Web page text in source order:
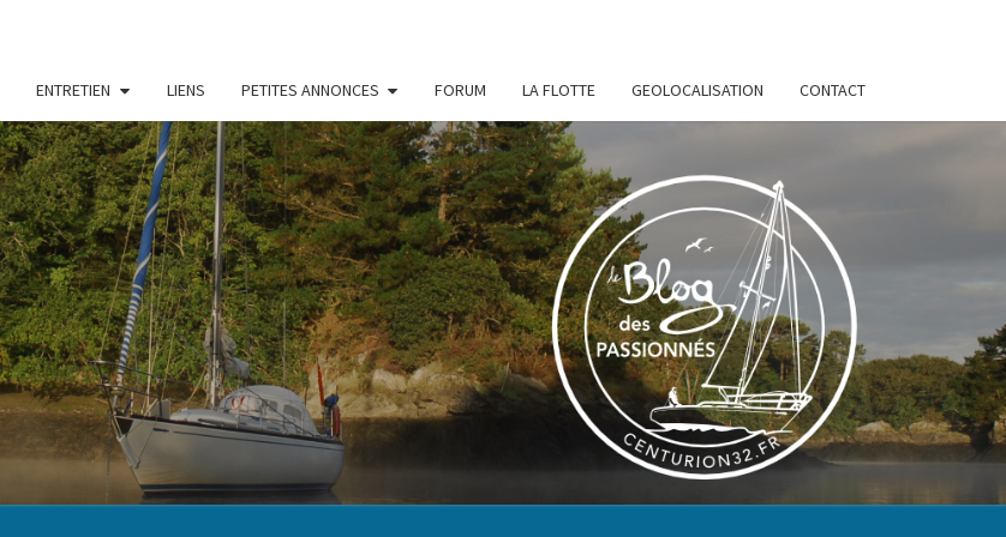
ENTRETIEN LIENS PETITES ANNONCES FORUM LA FLOTTE GEOLOCALISATION CONTACT
CENTURION
32
Le Blog
Des
Passionnés